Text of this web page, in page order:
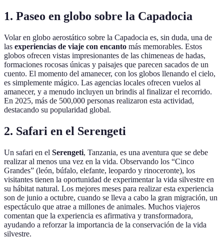
1. Paseo en globo sobre la Capadocia
Volar en globo aerostático sobre la Capadocia es, sin duda, una de
las experiencias de viaje con encanto más memorables. Estos
globos ofrecen vistas impresionantes de las chimeneas de hadas,
formaciones rocosas únicas y paisajes que parecen sacados de un
cuento. El momento del amanecer, con los globos llenando el cielo,
es simplemente mágico. Las agencias locales ofrecen vuelos al
amanecer, y a menudo incluyen un brindis al finalizar el recorrido.
En 2025, más de 500,000 personas realizaron esta actividad,
destacando su popularidad global.
2. Safari en el Serengeti
Un safari en el Serengeti, Tanzania, es una aventura que se debe
realizar al menos una vez en la vida. Observando los “Cinco
Grandes” (león, búfalo, elefante, leopardo y rinoceronte), los
visitantes tienen la oportunidad de experimentar la vida silvestre en
su hábitat natural. Los mejores meses para realizar esta experiencia
son de junio a octubre, cuando se lleva a cabo la gran migración, un
espectáculo que atrae a millones de animales. Muchos viajeros
comentan que la experiencia es afirmativa y transformadora,
ayudando a reforzar la importancia de la conservación de la vida
silvestre.